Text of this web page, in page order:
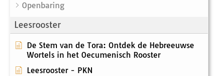
Openbaring
Leesrooster
De Stem van de Tora: Ontdek de Hebreeuwse
Wortels in het Oecumenisch Rooster
Leesrooster - PKN